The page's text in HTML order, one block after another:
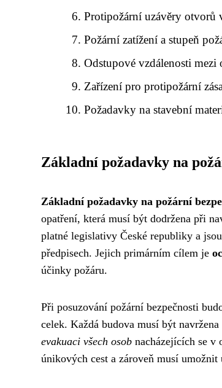
Protipožární uzávěry otvorů
Požární zatížení a stupeň
Odstupové vzdálenosti mezi
Zařízení pro protipožární
Požadavky na stavební
Základní požadavky na
Základní požadavky na požární
opatření, která musí být dodržena při
platné legislativy České republiky a
předpisech. Jejich primárním cílem je
účinky požáru.
Při posuzování požární bezpečnosti
celek. Každá budova musí být
evakuaci všech osob nacházejících se v
únikových cest a zároveň musí